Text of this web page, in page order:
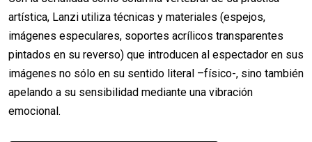
artística, Lanzi utiliza técnicas y materiales (espejos,
imágenes especulares, soportes acrílicos transparentes
pintados en su reverso) que introducen al espectador en sus
imágenes no sólo en su sentido literal –físico-, sino también
apelando a su sensibilidad mediante una vibración
emocional.